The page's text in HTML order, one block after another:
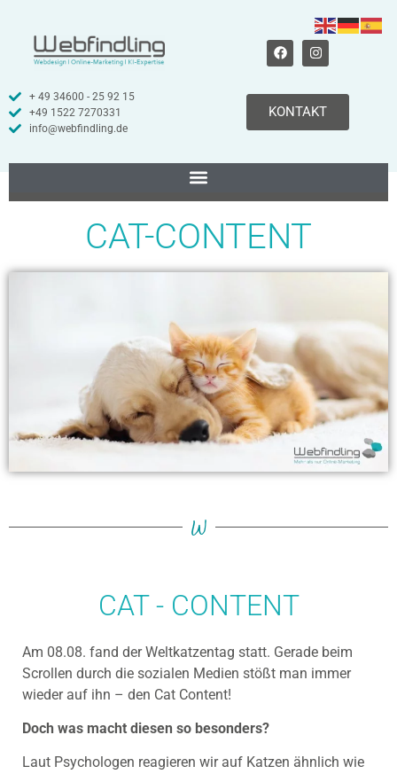
+ 49 34600 - 25 92 15
+49 1522 7270331
info@webfindling.de
KONTAKT
CAT-CONTENT
W
CAT - CONTENT
Am 08.08. fand der Weltkatzentag statt. Gerade beim
Scrollen durch die sozialen Medien stößt man immer
wieder auf ihn – den Cat Content!
Doch was macht diesen so besonders?
Laut Psychologen reagieren wir auf Katzen ähnlich wie